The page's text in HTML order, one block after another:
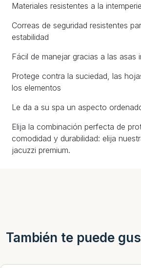
Materiales resistentes a la
Correas de seguridad resistentes
estabilidad
Fácil de manejar gracias a las asas
Protege contra la suciedad, las
los elementos
Le da a su spa un aspecto
Elija la combinación perfecta de
comodidad y durabilidad: elija
jacuzzi premium.
También te puede